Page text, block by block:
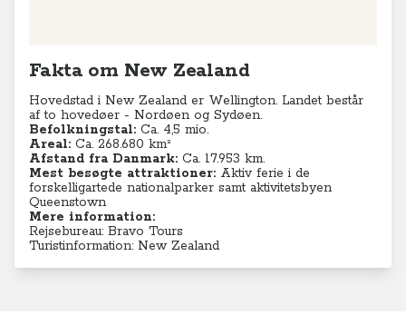
Fakta om New Zealand
Hovedstad i New Zealand er Wellington. Landet består
af to hovedøer - Nordøen og Sydøen.
Befolkningstal: Ca. 4,5 mio.
Areal: Ca. 268.680 km²
Afstand fra Danmark: Ca. 17.953 km.
Mest besøgte attraktioner: Aktiv ferie i de
forskelligartede nationalparker samt aktivitetsbyen
Queenstown
Mere information:
Rejsebureau: Bravo Tours
Turistinformation: New Zealand